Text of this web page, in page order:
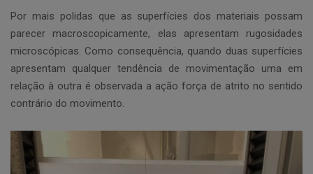
Por mais polidas que as superfícies dos materiais possam
parecer macroscopicamente, elas apresentam rugosidades
microscópicas. Como consequência, quando duas superfícies
apresentam qualquer tendência de movimentação uma em
relação à outra é observada a ação força de atrito no sentido
contrário do movimento.